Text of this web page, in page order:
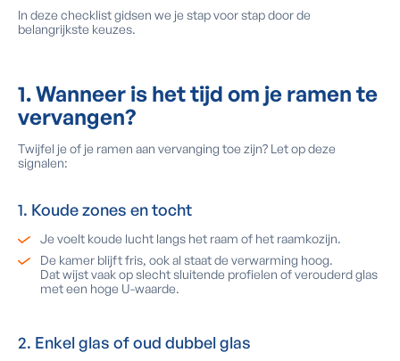
In deze checklist gidsen we je stap voor stap door de
belangrijkste keuzes.
1. Wanneer is het tijd om je ramen te
vervangen?
Twijfel je of je ramen aan vervanging toe zijn? Let op deze
signalen:
1. Koude zones en tocht
Je voelt koude lucht langs het raam of het raamkozijn.
De kamer blijft fris, ook al staat de verwarming hoog.
Dat wijst vaak op slecht sluitende profielen of verouderd glas
met een hoge U-waarde.
2. Enkel glas of oud dubbel glas